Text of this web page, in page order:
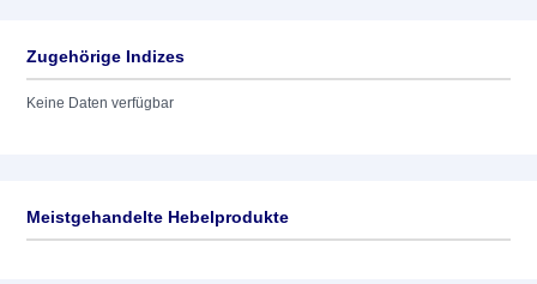
Zugehörige Indizes
Keine Daten verfügbar
Meistgehandelte Hebelprodukte